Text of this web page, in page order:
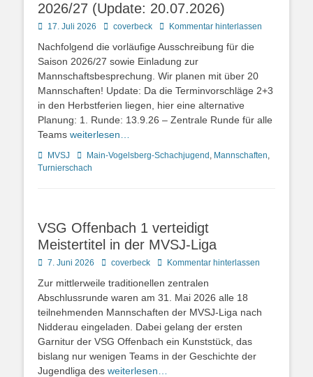
2026/27 (Update: 20.07.2026)
Posted
17. Juli 2026 Autorcoverbeck Kommentar hinterlassen
Nachfolgend die vorläufige Ausschreibung für die
Saison 2026/27 sowie Einladung zur
Mannschaftsbesprechung. Wir planen mit über 20
Mannschaften! Update: Da die Terminvorschläge 2+3
in den Herbstferien liegen, hier eine alternative
Planung: 1. Runde: 13.9.26 – Zentrale Runde für alle
Teams weiterlesen…
Kategorien
MVSJ Schlagworte
Main-Vogelsberg-Schachjugend , Mannschaften,
Turnierschach
VSG Offenbach 1 verteidigt
Meistertitel in der MVSJ-Liga
Posted
7. Juni 2026 Autorcoverbeck Kommentar hinterlassen
Zur mittlerweile traditionellen zentralen
Abschlussrunde waren am 31. Mai 2026 alle 18
teilnehmenden Mannschaften der MVSJ-Liga nach
Nidderau eingeladen. Dabei gelang der ersten
Garnitur der VSG Offenbach ein Kunststück, das
bislang nur wenigen Teams in der Geschichte der
Jugendliga des weiterlesen…